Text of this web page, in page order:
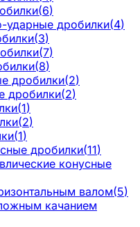
(6)
ударные дробилки(4)
(3)
(7)
(8)
дробилки(2)
дробилки(2)
(1)
(2)
(1)
дробилки(11)
конусные
валом(5)
качанием